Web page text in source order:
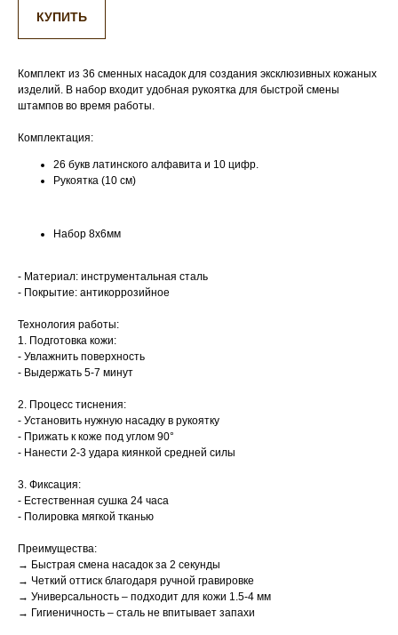
КУПИТЬ
Комплект из 36 сменных насадок для создания эксклюзивных кожаных
изделий. В набор входит удобная рукоятка для быстрой смены
штампов во время работы.
Комплектация:
26 букв латинского алфавита и 10 цифр.
Рукоятка (10 см)
Набор 8х6мм
- Материал: инструментальная сталь
- Покрытие: антикоррозийное
Технология работы:
1. Подготовка кожи:
- Увлажнить поверхность
- Выдержать 5-7 минут
2. Процесс тиснения:
- Установить нужную насадку в рукоятку
- Прижать к коже под углом 90°
- Нанести 2-3 удара киянкой средней силы
3. Фиксация:
- Естественная сушка 24 часа
- Полировка мягкой тканью
Преимущества:
→ Быстрая смена насадок за 2 секунды
→ Четкий оттиск благодаря ручной гравировке
→ Универсальность – подходит для кожи 1.5-4 мм
→ Гигиеничность – сталь не впитывает запахи